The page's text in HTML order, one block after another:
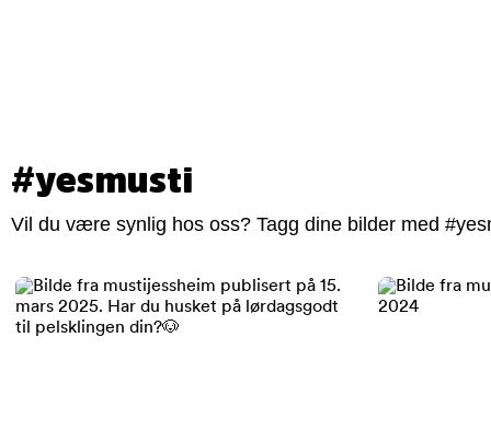
#yesmusti
Vil du være synlig hos oss? Tagg dine bilder med